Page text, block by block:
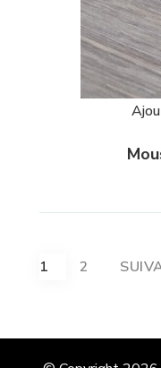
1 2